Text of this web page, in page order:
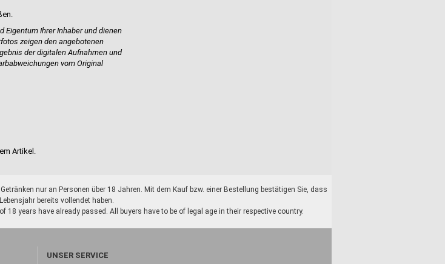
Eigentum Ihrer Inhaber und dienen
zeigen den angebotenen
der digitalen Aufnahmen und
vom Original
Artikel.
nur an Personen über 18 Jahren. Mit dem Kauf bzw. einer Bestellung bestätigen Sie, dass
bereits vollendet haben.
years have already passed. All buyers have to be of legal age in their respective country.
UNSER SERVICE